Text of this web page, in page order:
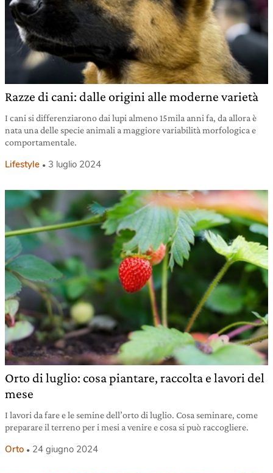
Razze di cani: dalle origini alle moderne varietà
I cani si differenziarono dai lupi almeno 15mila anni fa, da allora è
nata una delle specie animali a maggiore variabilità morfologica e
comportamentale.
Lifestyle 3 luglio 2024
Orto di luglio: cosa piantare, raccolta e lavori del
mese
I lavori da fare e le semine dell’orto di luglio. Cosa seminare, come
preparare il terreno per i mesi a venire e cosa si può raccogliere.
Orto 24 giugno 2024